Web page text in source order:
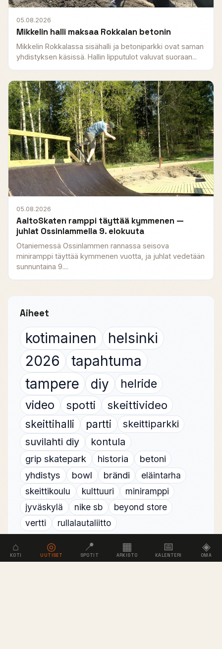
05.08.2026
Mikkelin halli maksaa Rokkalan betonin
Mikkelin Rokkalassa sisähalli ja betoniparkki ovat saman
yhdistyksen käsissä. Hallin lipputulot valuvat suoraan...
05.08.2026
AaltoSkaten ramppi täyttää kymmenen —
juhlat Ossinlammella 9. elokuuta
Otaniemessä Ossinlammen rannassa seisova
miniramppi täyttää kymmenen vuotta, ja juhlat vedetään
sunnuntaina 9....
Aiheet
kotimainen
helsinki
2026
tapahtuma
tampere
diy
helride
video
spotti skeittivideo
skeittihalli partti
skeittiparkki
suvilahti diy
kontula
grip skatepark historia
betoni
yhdistys
bowl brändi
eläintarha
skeittikoulu
kulttuuri
miniramppi
jyväskylä
nike sb
beyond store
vertti
rullalautaliitto
⌂
KOTI
◎
UUTISET
📍
SPOTIT
▦
ARKISTO
📅
KALENTERI
◈
OMA